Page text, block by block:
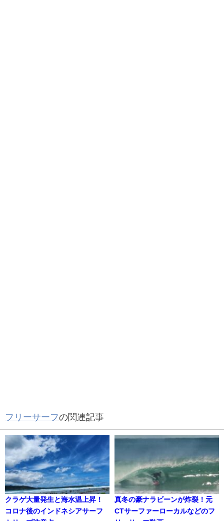
フリーサーフの関連記事
クラゲ大量発生と海水温上昇！
コロナ後のインドネシアサーフ
真冬の豪ナラビーンが炸裂！元
CTサーファーローカルなどのフ